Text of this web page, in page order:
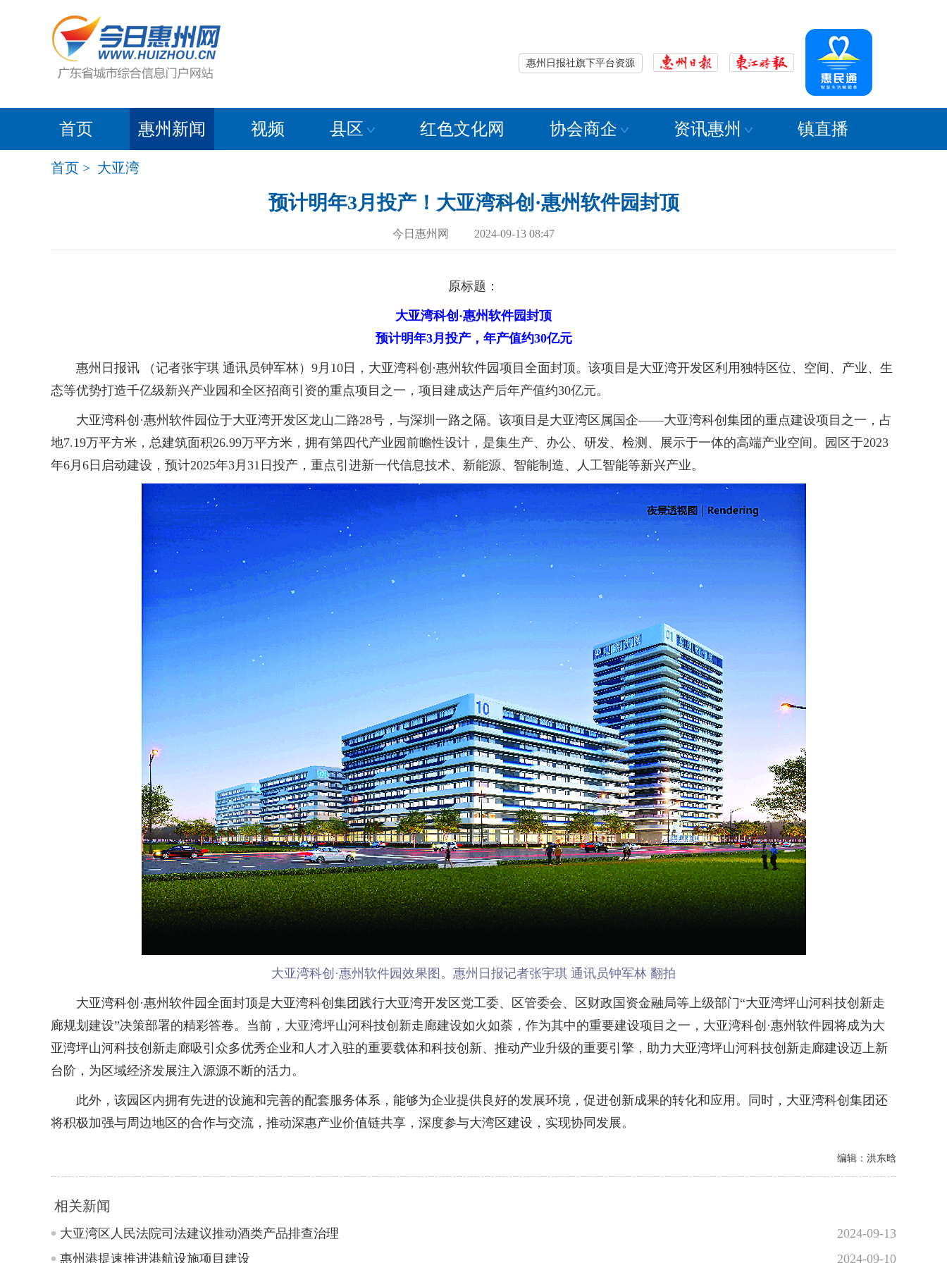
惠州日报社旗下平台资源
首页 惠州新闻 视频 县区 红色文化网 协会商企 资讯惠州 镇直播
首页 > 大亚湾
预计明年3月投产！大亚湾科创·惠州软件园封顶
今日惠州网 2024-09-13 08:47
原标题：
大亚湾科创·惠州软件园封顶
预计明年3月投产，年产值约30亿元
惠州日报讯 （记者张宇琪 通讯员钟军林）9月10日，大亚湾科创·惠州软件园项目全面封顶。该项目是大亚湾开发区利用独特区位、空间、产业、生
态等优势打造千亿级新兴产业园和全区招商引资的重点项目之一，项目建成达产后年产值约30亿元。
大亚湾科创·惠州软件园位于大亚湾开发区龙山二路28号，与深圳一路之隔。该项目是大亚湾区属国企——大亚湾科创集团的重点建设项目之一，占
地7.19万平方米，总建筑面积26.99万平方米，拥有第四代产业园前瞻性设计，是集生产、办公、研发、检测、展示于一体的高端产业空间。园区于2023
年6月6日启动建设，预计2025年3月31日投产，重点引进新一代信息技术、新能源、智能制造、人工智能等新兴产业。
大亚湾科创·惠州软件园效果图。惠州日报记者张宇琪 通讯员钟军林 翻拍
大亚湾科创·惠州软件园全面封顶是大亚湾科创集团践行大亚湾开发区党工委、区管委会、区财政国资金融局等上级部门“大亚湾坪山河科技创新走
廊规划建设”决策部署的精彩答卷。当前，大亚湾坪山河科技创新走廊建设如火如荼，作为其中的重要建设项目之一，大亚湾科创·惠州软件园将成为大
亚湾坪山河科技创新走廊吸引众多优秀企业和人才入驻的重要载体和科技创新、推动产业升级的重要引擎，助力大亚湾坪山河科技创新走廊建设迈上新
台阶，为区域经济发展注入源源不断的活力。
此外，该园区内拥有先进的设施和完善的配套服务体系，能够为企业提供良好的发展环境，促进创新成果的转化和应用。同时，大亚湾科创集团还
将积极加强与周边地区的合作与交流，推动深惠产业价值链共享，深度参与大湾区建设，实现协同发展。
编辑：洪东晗
相关新闻
大亚湾区人民法院司法建议推动酒类产品排查治理
2024-09-13
惠州港提速推进港航设施项目建设
2024-09-10